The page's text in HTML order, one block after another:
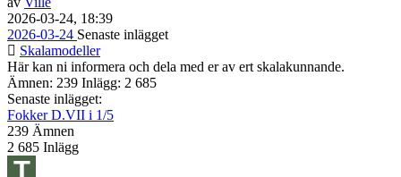
2026-03-24, 18:39
2026-03-24 Senaste inlägget
Skalamodeller
Här kan ni informera och dela med er av ert skalakunnande.
Ämnen: 239 Inlägg: 2 685
Senaste inlägget:
Fokker D.VII i 1/5
239 Ämnen
2 685 Inlägg